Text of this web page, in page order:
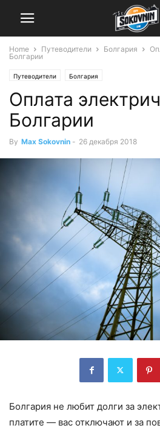
Home Путеводители Болгария
Болгарии
Путеводители Болгария
Оплата
Болгарии
By Max Sokovnin - 26 декабря 2018
Болгария не любит долги за
платите — вас отключают и за